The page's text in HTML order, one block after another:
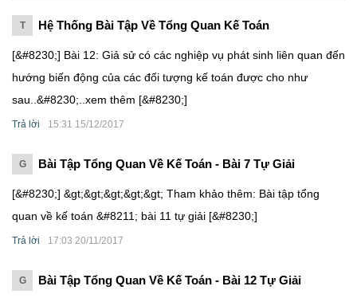
T Hệ Thống Bài Tập Về Tổng Quan Kế Toán
[&#8230;] Bài 12: Giả sử có các nghiệp vụ phát sinh liên quan đến
hướng biến động của các đối tượng kế toán được cho như
sau..&#8230;..xem thêm [&#8230;]
Trả lời 15:31 15/12/2017
G Bài Tập Tổng Quan Về Kế Toán - Bài 7 Tự Giải
[&#8230;] &gt;&gt;&gt;&gt;&gt; Tham khảo thêm: Bài tập tổng
quan về kế toán &#8211; bài 11 tự giải [&#8230;]
Trả lời 17:03 20/11/2017
G Bài Tập Tổng Quan Về Kế Toán - Bài 12 Tự Giải